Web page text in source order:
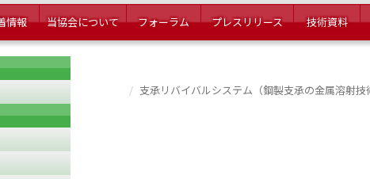
情報 当協会について フォーラム プレスリリース 技術資料
支承リバイバルシステム（鋼製支承の金属溶射